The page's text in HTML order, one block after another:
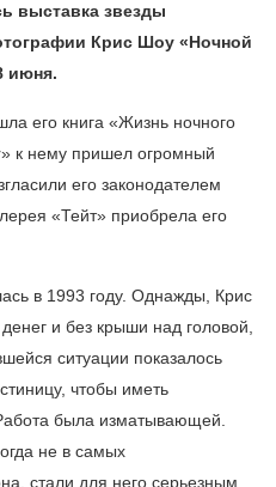
выставка звезды
Крис Шоу «Ночной
июня.
его книга «Жизнь ночного
к нему пришел огромный
его законодателем
«Тейт» приобрела его
в 1993 году. Однажды, Крис
и без крыши над головой,
ситуации показалось
чтобы иметь
была изматывающей.
не в самых
стали для него серьезным